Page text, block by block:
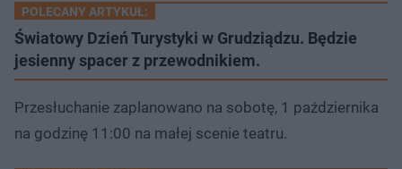
POLECANY ARTYKUŁ:
Światowy Dzień Turystyki w Grudziądzu. Będzie
jesienny spacer z przewodnikiem.
Przesłuchanie zaplanowano na sobotę, 1 października
na godzinę 11:00 na małej scenie teatru.